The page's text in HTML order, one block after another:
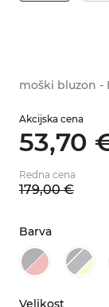
moški bluzon -
Akcijska cena
53,70
Redna cena
179,00 €
Barva